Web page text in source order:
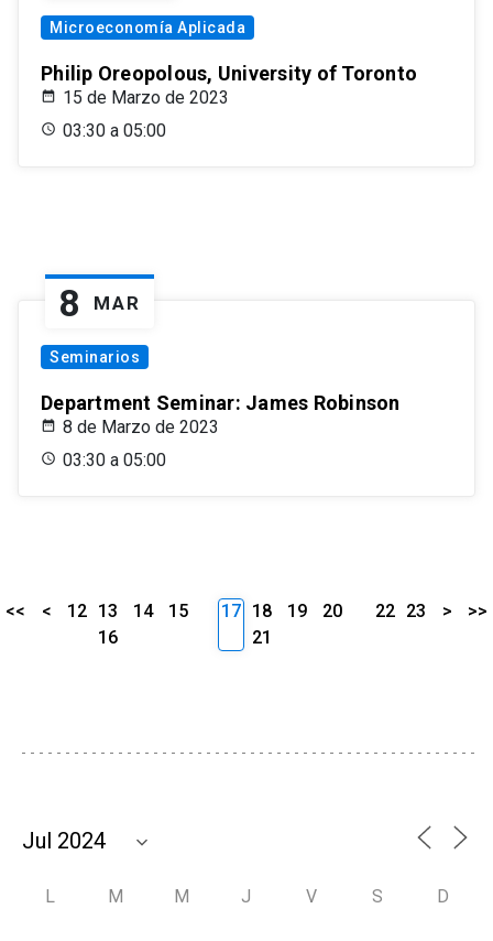
Microeconomía Aplicada
Philip Oreopolous, University of Toronto
15 de Marzo de 2023
03:30 a 05:00
8 MAR
Seminarios
Department Seminar: James Robinson
8 de Marzo de 2023
03:30 a 05:00
<< < 12 13 14
15
16
17 18 19
20
21
22 23 > >>
L M M J V S D